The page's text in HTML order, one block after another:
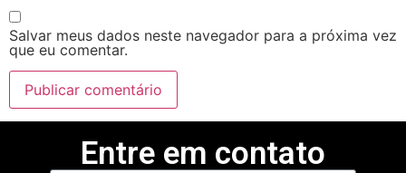
Salvar meus dados neste navegador para a próxima vez
que eu comentar.
Entre em contato